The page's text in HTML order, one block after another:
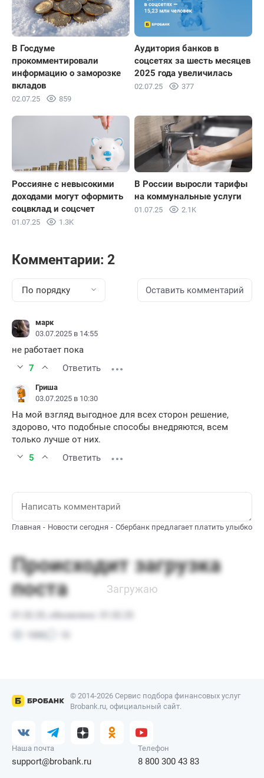
В Госдуме
прокомментировали
информацию о заморозке
вкладов
02.07.25 859
Аудитория банков в
соцсетях за шесть месяцев
2025 года увеличилась
02.07.25 377
Россияне с невысокими
доходами могут оформить
соцвклад и соцсчет
01.07.25 1.3K
В России выросли тарифы
на коммунальные услуги
01.07.25 2.1K
Комментарии: 2
По порядку Оставить комментарий
марк
03.07.2025 в 14:55
не работает пока
7
Ответить
Гриша
03.07.2025 в 10:30
На мой взгляд выгодное для всех сторон решение,
здорово, что подобные способы внедряются, всем
только лучше от них.
5
Ответить
Главная Новости сегодня Сбербанк предлагает платить улыбкой с
© 2014-2026 Сервис подбора финансовых услуг
Brobank.ru, официальный сайт.
Наша почта
support@brobank.ru
Телефон
8 800 300 43 83